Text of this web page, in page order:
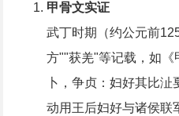
甲骨文实证
武丁时期（约公元前
方""获羌"等记载，如《
卜，争贞：妇好其比
动用王后妇好与诸侯联